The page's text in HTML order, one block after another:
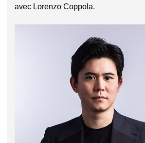
avec Lorenzo Coppola.